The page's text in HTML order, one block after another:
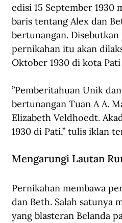
edisi 15 September 1930
baris tentang Alex dan
bertunangan. Disebutkan
pernikahan itu akan
Oktober 1930 di kota Pati
”Pemberitahuan Unik
bertunangan Tuan A A.
Elizabeth Veldhoedt.
1930 di Pati,” tulis iklan
Mengarungi Lautan
Pernikahan membawa
dan Beth. Salah satunya
yang blasteran Belanda